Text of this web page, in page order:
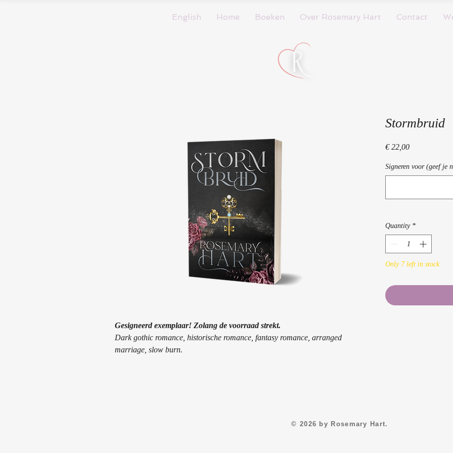
English Home Boeken Over Rosemary Hart Contact
Gesigneerd exemplaar! Zolang de voorraad strekt.
Dark gothic romance, historische romance, fantasy romance, arranged
marriage, slow burn.
Stormbruid
€ 22,00Price
Signeren voor (geef je
Quantity *
Only 7 left in stock
© 2026 by Rosemary Hart.